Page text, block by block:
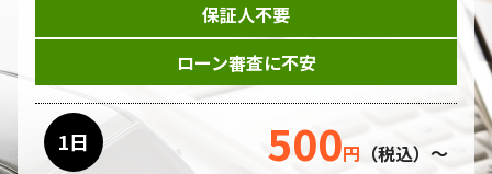
保証人不要
ローン審査に不安
1日 500円 （税込）～